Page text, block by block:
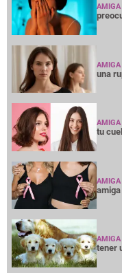
AMIGA
AMIGA
una
AMIGA
tu
AMIGA
AMIGA
tener